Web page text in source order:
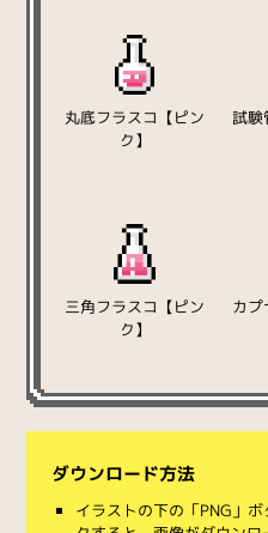
丸底フラスコ【ピン
ク】
試験
三角フラスコ【ピン
ク】
カプ
ダウンロード方法
イラストの下の「PNG」